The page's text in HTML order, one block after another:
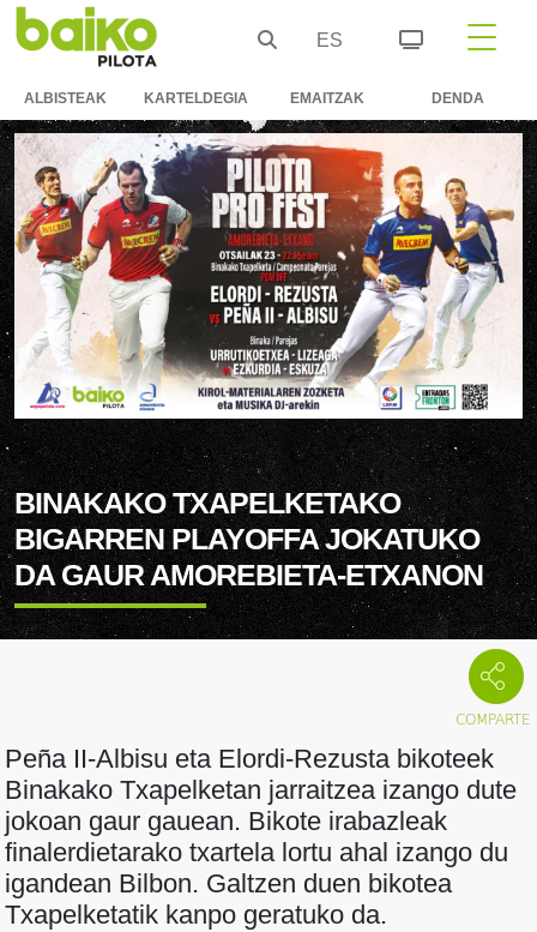
ES
ALBISTEAK KARTELDEGIA EMAITZAK DENDA
BINAKAKO TXAPELKETAKO
BIGARREN PLAYOFFA JOKATUKO
DA GAUR AMOREBIETA-ETXANON
Peña II-Albisu eta Elordi-Rezusta bikoteek
Binakako Txapelketan jarraitzea izango dute
jokoan gaur gauean. Bikote irabazleak
finalerdietarako txartela lortu ahal izango du
igandean Bilbon. Galtzen duen bikotea
Txapelketatik kanpo geratuko da.